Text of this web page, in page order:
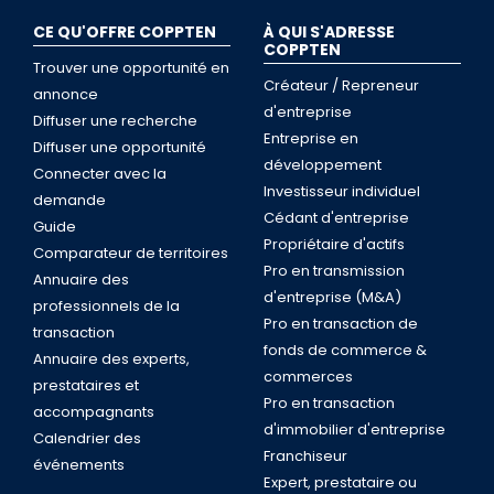
CE QU'OFFRE COPPTEN
Trouver une opportunité en
annonce
Diffuser une recherche
Diffuser une opportunité
Connecter avec la
demande
Guide
Comparateur de territoires
Annuaire des
professionnels de la
transaction
Annuaire des experts,
prestataires et
accompagnants
Calendrier des
événements
À QUI S'ADRESSE
COPPTEN
Créateur / Repreneur
d'entreprise
Entreprise en
développement
Investisseur individuel
Cédant d'entreprise
Propriétaire d'actifs
Pro en transmission
d'entreprise (M&A)
Pro en transaction de
fonds de commerce &
commerces
Pro en transaction
d'immobilier d'entreprise
Franchiseur
Expert, prestataire ou